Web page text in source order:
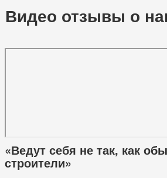
Видео отзывы о
«Ведут себя не так, как
строители»